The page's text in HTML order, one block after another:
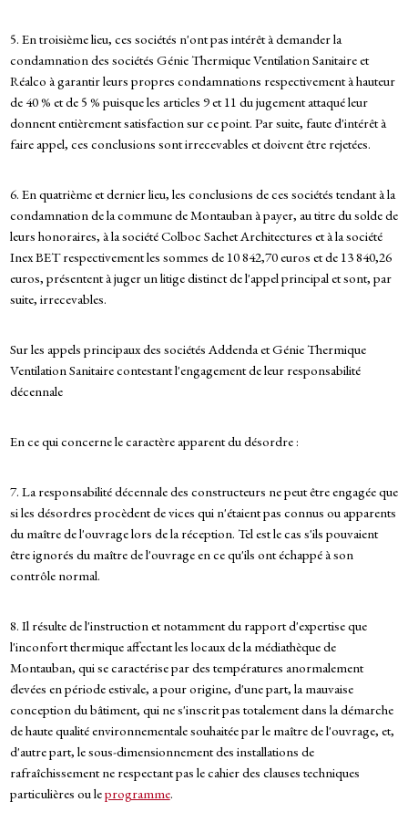
5. En troisième lieu, ces sociétés n'ont pas intérêt à demander la
condamnation des sociétés Génie Thermique Ventilation Sanitaire et
Réalco à garantir leurs propres condamnations respectivement à hauteur
de 40 % et de 5 % puisque les articles 9 et 11 du jugement attaqué leur
donnent entièrement satisfaction sur ce point. Par suite, faute d'intérêt à
faire appel, ces conclusions sont irrecevables et doivent être rejetées.
6. En quatrième et dernier lieu, les conclusions de ces sociétés tendant à la
condamnation de la commune de Montauban à payer, au titre du solde de
leurs honoraires, à la société Colboc Sachet Architectures et à la société
Inex BET respectivement les sommes de 10 842,70 euros et de 13 840,26
euros, présentent à juger un litige distinct de l'appel principal et sont, par
suite, irrecevables.
Sur les appels principaux des sociétés Addenda et Génie Thermique
Ventilation Sanitaire contestant l'engagement de leur responsabilité
décennale
En ce qui concerne le caractère apparent du désordre :
7. La responsabilité décennale des constructeurs ne peut être engagée que
si les désordres procèdent de vices qui n'étaient pas connus ou apparents
du maître de l'ouvrage lors de la réception. Tel est le cas s'ils pouvaient
être ignorés du maître de l'ouvrage en ce qu'ils ont échappé à son
contrôle normal.
8. Il résulte de l'instruction et notamment du rapport d'expertise que
l'inconfort thermique affectant les locaux de la médiathèque de
Montauban, qui se caractérise par des températures anormalement
élevées en période estivale, a pour origine, d'une part, la mauvaise
conception du bâtiment, qui ne s'inscrit pas totalement dans la démarche
de haute qualité environnementale souhaitée par le maître de l'ouvrage, et,
d'autre part, le sous-dimensionnement des installations de
rafraîchissement ne respectant pas le cahier des clauses techniques
particulières ou leprogramme.